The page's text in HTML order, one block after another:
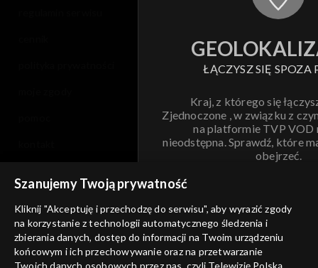
ŁĄCZYSZ SIĘ SPOZA
Kraj, z którego się
Zjednoczone , w związku z
na platformie TVP VOD
nieodstępna. Sprawdź, które
obejrzeć.
ANULUJ
informacje o dostawcy usług
Szanujemy Twoją prywatność
Kliknij "Akceptuję i przechodzę do serwisu", aby wyrazić zgody
na korzystanie z technologii automatycznego śledzenia i
zbierania danych, dostęp do informacji na Twoim urządzeniu
końcowym i ich przechowywanie oraz na przetwarzanie
Twoich danych osobowych przez nas, czyli Telewizję Polską